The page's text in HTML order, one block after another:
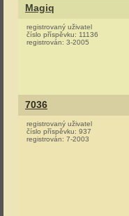
Magiq
registrovaný uživatel
číslo příspěvku: 11136
registrován: 3-2005
7036
registrovaný uživatel
číslo příspěvku: 937
registrován: 7-2003